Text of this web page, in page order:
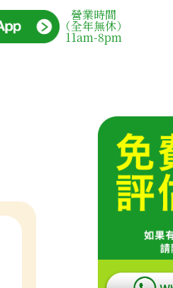
營業時間
（全年無休）
11am-8pm